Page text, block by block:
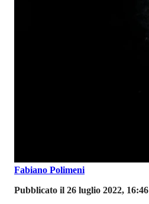
Fabiano Polimeni
Pubblicato il 26 luglio 2022, 16:46